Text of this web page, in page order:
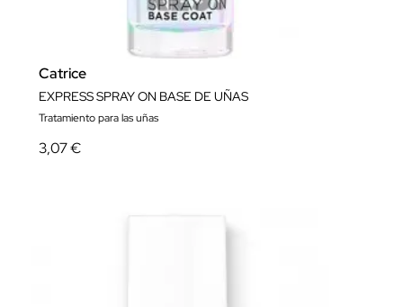
Catrice
EXPRESS SPRAY ON BASE DE UÑAS
Tratamiento para las uñas
3,07 €